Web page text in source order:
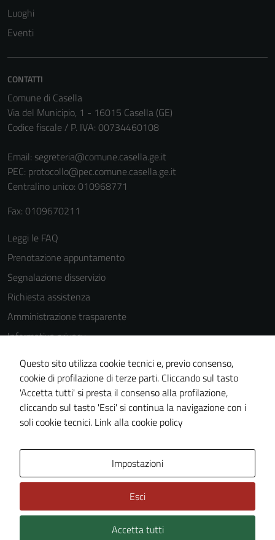
Luoghi
Eventi
CONTATTI
Comune di Casella
Via del Municipio, 1 - 16015 Casella (GE)
Codice fiscale / P. IVA: 00734460108
Email: segreteria@comune.casella.ge.it
PEC: protocollo@pec.comune.casella.ge.it
Centralino unico: 010968771
Fax: 0109670211
Leggi le FAQ
Prenotazione appuntamento
Segnalazione disservizio
Richiesta assistenza
Amministrazione trasparente
Informativa privacy
Cookie Policy
Note legali
Dichiarazione di accessibilità
Piano di miglioramento del sito
Technical Design s.r.l.
Questo sito utilizza cookie tecnici e, previo consenso,
cookie di profilazione di terze parti. Cliccando sul tasto
'Accetta tutti' si presta il consenso alla profilazione,
cliccando sul tasto 'Esci' si continua la navigazione con i
soli cookie tecnici. Link alla cookie policy
Impostazioni
Esci
Accetta tutti